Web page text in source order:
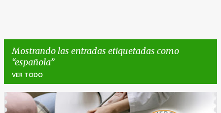
Mostrando las entradas etiquetadas como
española
VER TODO
E